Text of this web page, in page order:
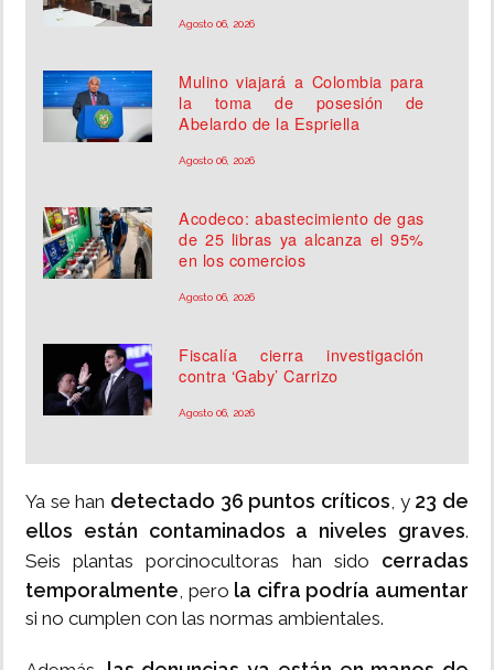
Agosto 06, 2026
Mulino viajará a Colombia para
la toma de posesión de
Abelardo de la Espriella
Agosto 06, 2026
Acodeco: abastecimiento de gas
de 25 libras ya alcanza el 95%
en los comercios
Agosto 06, 2026
Fiscalía cierra investigación
contra ‘Gaby’ Carrizo
Agosto 06, 2026
Ya se han detectado 36 puntos críticos, y 23 de
ellos están contaminados a niveles graves.
Seis plantas porcinocultoras han sido cerradas
temporalmente, pero la cifra podría aumentar
si no cumplen con las normas ambientales.